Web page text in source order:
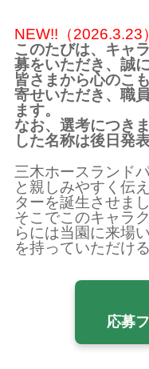
NEW!!（2026.3.23）
このたびは、キャ
募をいただき、誠
皆さまから心のこ
寄せいただき、職
ます。
なお、選考につき
した名称は後日発
三木ホースランド
と親しみやすく伝
ターを誕生させまし
そこでこのキャラ
らには当園に来場
を持っていただけ
応募